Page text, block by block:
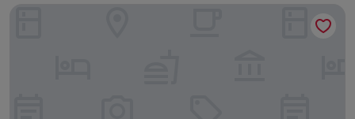
Bewertungen)
Nobile Inn Pampulha